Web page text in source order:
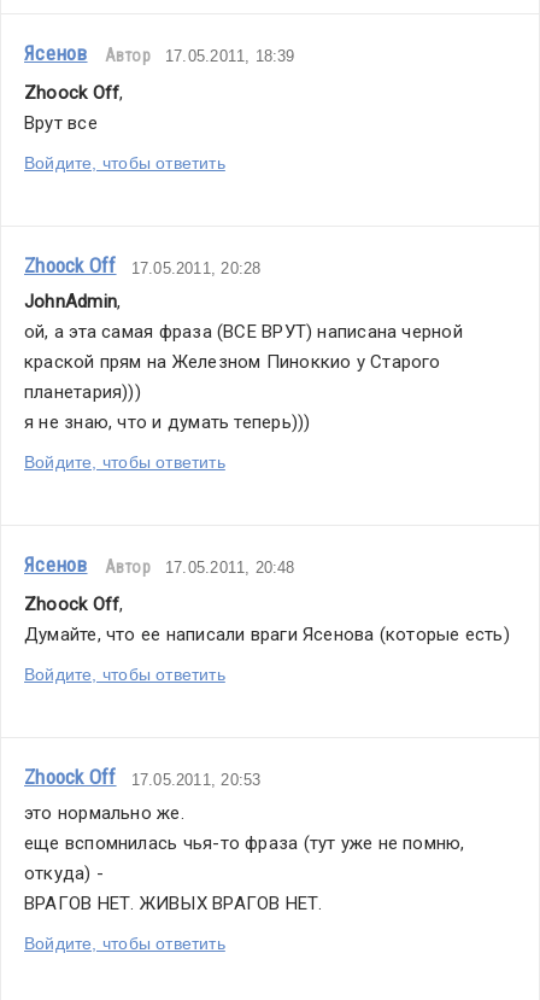
Ясенов Автор 17.05.2011, 18:39
Zhoock Off,
Врут все
Войдите, чтобы ответить
Zhoock Off 17.05.2011, 20:28
JohnAdmin,
ой, а эта самая фраза (ВСЕ ВРУТ) написана черной
краской прям на Железном Пиноккио у Старого
планетария)))
я не знаю, что и думать теперь)))
Войдите, чтобы ответить
Ясенов Автор 17.05.2011, 20:48
Zhoock Off,
Думайте, что ее написали враги Ясенова (которые есть)
Войдите, чтобы ответить
Zhoock Off 17.05.2011, 20:53
это нормально же.
еще вспомнилась чья-то фраза (тут уже не помню,
откуда) -
ВРАГОВ НЕТ. ЖИВЫХ ВРАГОВ НЕТ.
Войдите, чтобы ответить